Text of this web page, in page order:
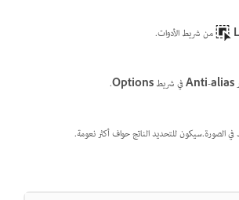
من شريط الأدوات.
Anti-aliasفي شريطOptions
.
في الصورة.سيكون للتحديد الناتج حواف أكثر نعومة.